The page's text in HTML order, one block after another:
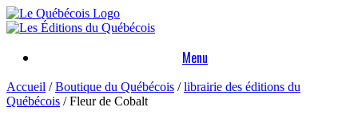
Skip
to
Menu
Accueil /Boutique du Québécois /librairie des éditions du
Québécois / Fleur de Cobalt